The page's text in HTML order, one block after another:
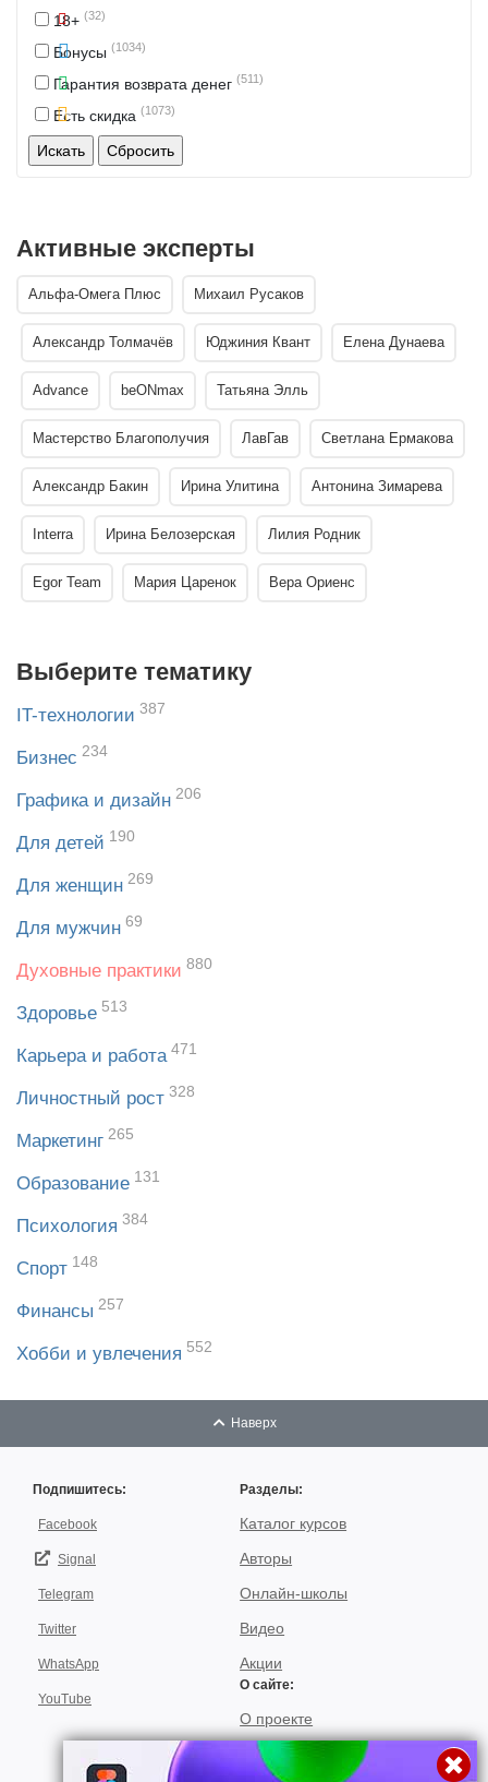
18+ (32)
Бонусы (1034)
Гарантия возврата денег (511)
Есть скидка (1073)
Активные эксперты
Альфа-Омега Плюс Михаил Русаков
Александр Толмачёв Юджиния Квант Елена Дунаева
Advance beONmax Татьяна Элль
Мастерство Благополучия ЛавГав Светлана Ермакова
Александр Бакин Ирина Улитина Антонина Зимарева
Interra Ирина Белозерская Лилия Родник
Egor Team Мария Царенок Вера Ориенс
Выберите тематику
IT-технологии 387
Бизнес 234
Графика и дизайн 206
Для детей 190
Для женщин 269
Для мужчин 69
Духовные практики 880
Здоровье 513
Карьера и работа 471
Личностный рост 328
Маркетинг 265
Образование 131
Психология 384
Спорт 148
Финансы 257
Хобби и увлечения 552
Наверх
Подпишитесь:
Facebook
Signal
Telegram
Twitter
WhatsApp
YouTube
Разделы:
Каталог курсов
Авторы
Онлайн-школы
Видео
Акции
О сайте:
О проекте
Для авторов